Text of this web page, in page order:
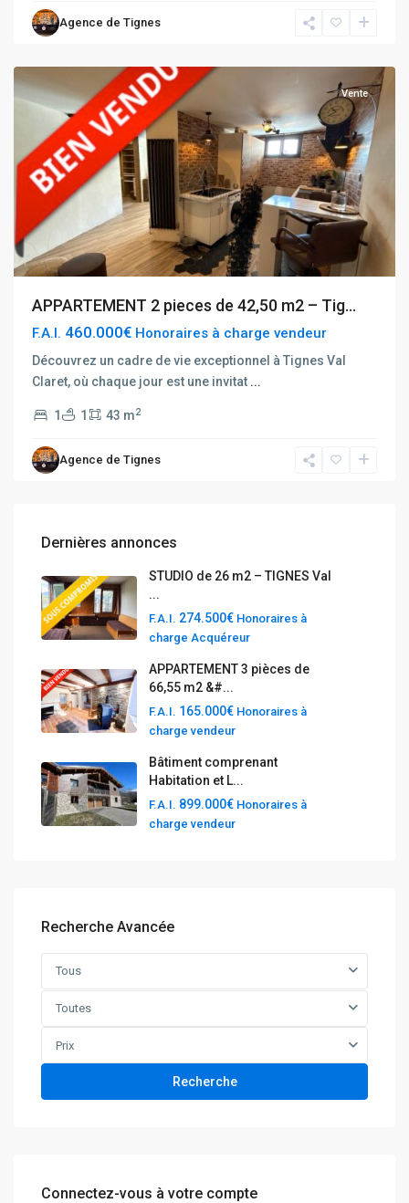
Agence de Tignes
du
Val
Vente
APPARTEMENT 2 pieces de 42,50 m2 – Tig...
F.A.I. 460.000€ Honoraires à charge vendeur
Découvrez un cadre de vie exceptionnel à Tignes Val
Claret, où chaque jour est une invitat ...
1 1 43 m2
Agence de Tignes
Dernières annonces
STUDIO de 26 m2 – TIGNES Val
...
F.A.I. 274.500€ Honoraires à
charge Acquéreur
APPARTEMENT 3 pièces de
66,55 m2 &#...
F.A.I. 165.000€ Honoraires à
charge vendeur
Bâtiment comprenant
Habitation et L...
F.A.I. 899.000€ Honoraires à
charge vendeur
Recherche Avancée
Tous
Toutes
Prix
Recherche
Connectez-vous à votre compte